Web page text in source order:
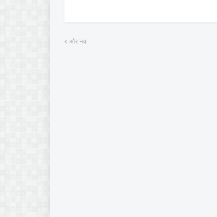
और नया